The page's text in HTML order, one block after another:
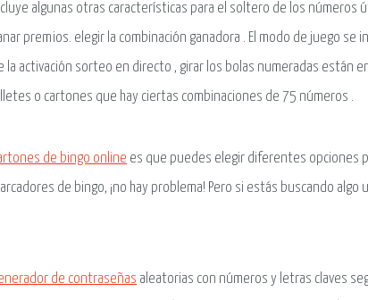
algunas otras características para el soltero de los números
premios. elegir la combinación ganadora . El modo de juego
la activación sorteo en directo , girar los bolas numeradas están
o cartones que hay ciertas combinaciones de 75 números .
de bingo online es que puedes elegir diferentes opciones
de bingo, ¡no hay problema! Pero si estás buscando
de contraseñas aleatorias con números y letras claves